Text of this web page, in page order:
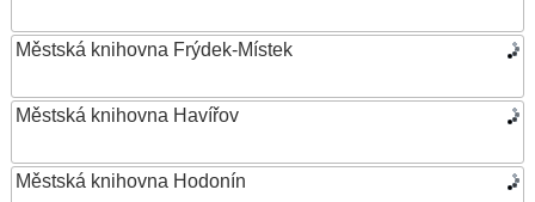
Městská knihovna Frýdek-Místek
Městská knihovna Havířov
Městská knihovna Hodonín